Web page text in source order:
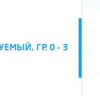
ГР. 0 - 3